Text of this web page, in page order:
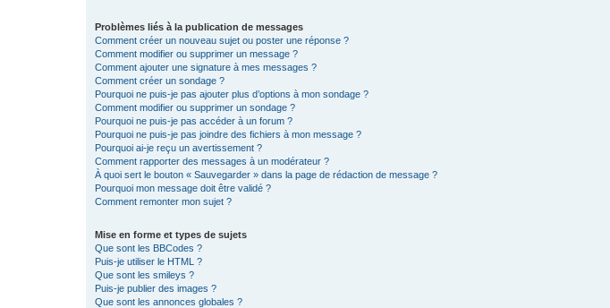
Problèmes liés à la publication de messages
Comment créer un nouveau sujet ou poster une réponse ?
Comment modifier ou supprimer un message ?
Comment ajouter une signature à mes messages ?
Comment créer un sondage ?
Pourquoi ne puis-je pas ajouter plus d’options à mon sondage ?
Comment modifier ou supprimer un sondage ?
Pourquoi ne puis-je pas accéder à un forum ?
Pourquoi ne puis-je pas joindre des fichiers à mon message ?
Pourquoi ai-je reçu un avertissement ?
Comment rapporter des messages à un modérateur ?
À quoi sert le bouton « Sauvegarder » dans la page de rédaction de message ?
Pourquoi mon message doit être validé ?
Comment remonter mon sujet ?
Mise en forme et types de sujets
Que sont les BBCodes ?
Puis-je utiliser le HTML ?
Que sont les smileys ?
Puis-je publier des images ?
Que sont les annonces globales ?